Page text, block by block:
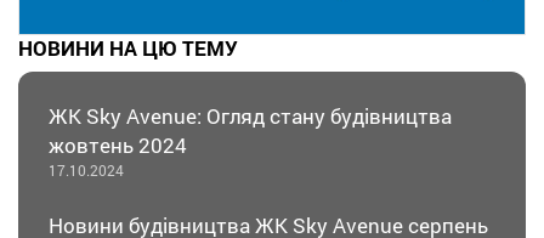
НОВИНИ НА ЦЮ ТЕМУ
ЖК Sky Avenue: Огляд стану будівництва
жовтень 2024
17.10.2024
Новини будівництва ЖК Sky Avenue серпень